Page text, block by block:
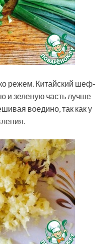
режем. Китайский шеф-
и зеленую часть лучше
воедино, так как у